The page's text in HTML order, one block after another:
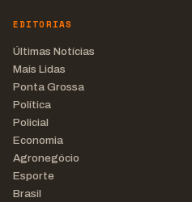
EDITORIAS
Últimas Notícias
Mais Lidas
Ponta Grossa
Política
Policial
Economia
Agronegócio
Esporte
Brasil